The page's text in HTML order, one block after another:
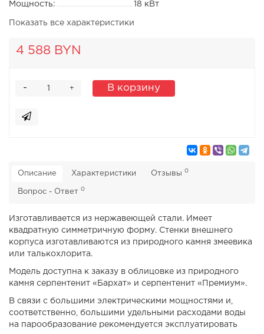
Мощность:
18 кВт
Показать все характеристики
4 588 BYN
+
- В корзину
Описание Характеристики Отзывы 0
Вопрос - Ответ 0
Изготавливается из нержавеющей стали. Имеет
квадратную симметричную форму. Стенки внешнего
корпуса изготавливаются из природного камня змеевика
или талькохлорита.
Модель доступна к заказу в облицовке из природного
камня серпентенит «Бархат» и серпентенит «Премиум».
В связи с большими электрическими мощностями и,
соответственно, большими удельными расходами воды
на парообразование рекомендуется эксплуатировать